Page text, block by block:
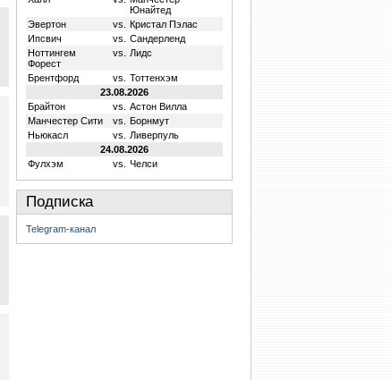
Юнайтед
Эвертон
vs.
Кристал Пэлас
Ипсвич
vs.
Сандерленд
Ноттингем
Форест
vs. Лидс
Брентфорд vs.
Тоттенхэм
23.08.2026
Брайтон
vs.
Астон Вилла
Манчестер Сити
vs.
Борнмут
Ньюкасл
vs.
Ливерпуль
24.08.2026
Фулхэм
vs. Челси
Подписка
Telegram-канал